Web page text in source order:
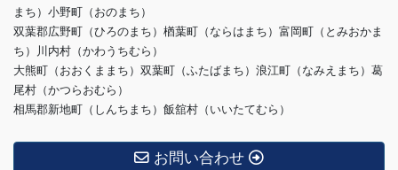
まち）小野町（おのまち）
双葉郡広野町（ひろのまち）楢葉町（ならはまち）富岡町（とみおかま
ち）川内村（かわうちむら）
大熊町（おおくままち）双葉町（ふたばまち）浪江町（なみえまち）葛
尾村（かつらおむら）
相馬郡新地町（しんちまち）飯舘村（いいたてむら）
お問い合わせ